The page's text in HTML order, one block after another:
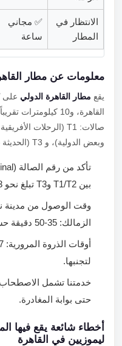
الانتظار في
المطار
✅ مجاني
ساعة
معلومات عن مطار
يقعمطار القاهرة الدولي
القاهرة، و10
وبعض الدولية)، و T3 (الحديثة — معظم شركات الطيران الكبرى).
بين T1/T2 وT3 تبلغ نحو 3 كيلومترات.
الزمالك: 35-50 دقيقة حسب الازدحام.
لتجنبها.
خدمتنا تشمل الاصطحاب
حتى بوابة المغادرة.
أخطاء شائعة يقع فيها
ليموزيين في القاهرة